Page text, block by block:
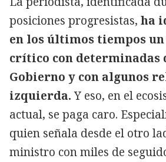
posiciones progresistas, ha
en los últimos tiempos
crítico con determinadas
Gobierno y con algunos
izquierda.Y eso, en el
actual, se paga caro.
quien señala desde el otro
ministro con miles de